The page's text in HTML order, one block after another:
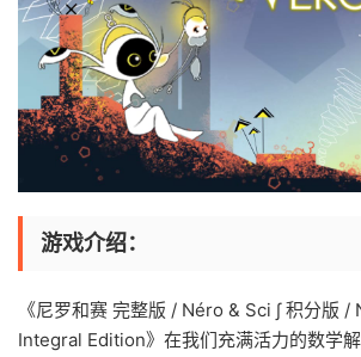
游戏介绍：
《尼罗和赛 完整版 / Néro & Sci ∫ 积分版 /
Integral Edition》在我们充满活力的数学